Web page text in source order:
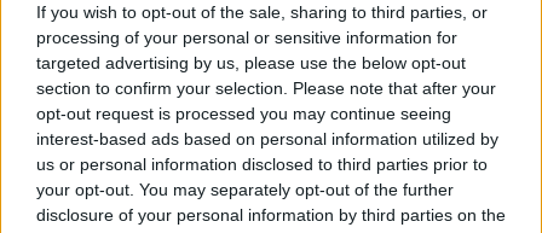
If you wish to opt-out of the sale, sharing to third parties, or
processing of your personal or sensitive information for
targeted advertising by us, please use the below opt-out
section to confirm your selection. Please note that after your
opt-out request is processed you may continue seeing
interest-based ads based on personal information utilized by
us or personal information disclosed to third parties prior to
your opt-out. You may separately opt-out of the further
disclosure of your personal information by third parties on the
και να εμπλακεί σε βίαιες συγκρούσεις, για να
προστατεύσει ένα μυστηριώδες κορίτσι από
σκοτεινές δυνάμεις. Έρχεται στις 29 Απριλίου.
ΠΡΩΤΟΤΥΠΕΣ ΤΑΙΝΙΕΣ NETFLIX